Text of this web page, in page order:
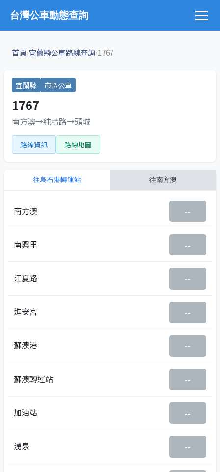
台灣公車動態查詢
首頁›宜蘭縣公車路線查詢›1767
宜蘭縣 市區公車
1767
南方澳→純精路→頭城
路線資訊 路線地圖
往烏石港轉運站 往南方澳
南方澳 --
南興里 --
江夏路 --
進安宮 --
蘇澳港 --
蘇澳轉運站 --
加油站 --
湧泉 --